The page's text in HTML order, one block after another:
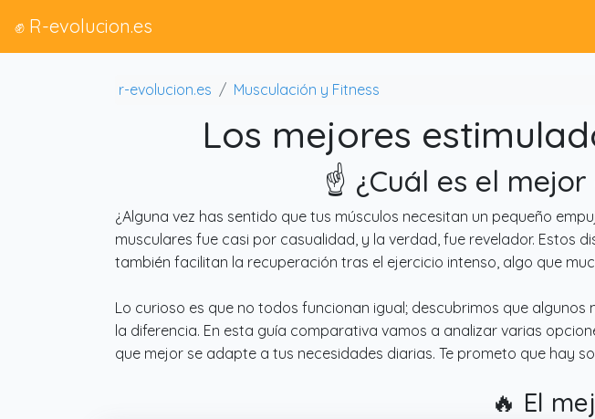
✊ R-evolucion.es
r-evolucion.es Musculación y Fitness
Los mejores
☝️ ¿Cuál es el
¿Alguna vez has sentido que tus músculos necesitan un pequeño
musculares fue casi por casualidad, y la verdad, fue revelador. Estos
también facilitan la recuperación tras el ejercicio intenso, algo que
Lo curioso es que no todos funcionan igual; descubrimos que
la diferencia. En esta guía comparativa vamos a analizar varias
que mejor se adapte a tus necesidades diarias. Te prometo que hay
🔥 El